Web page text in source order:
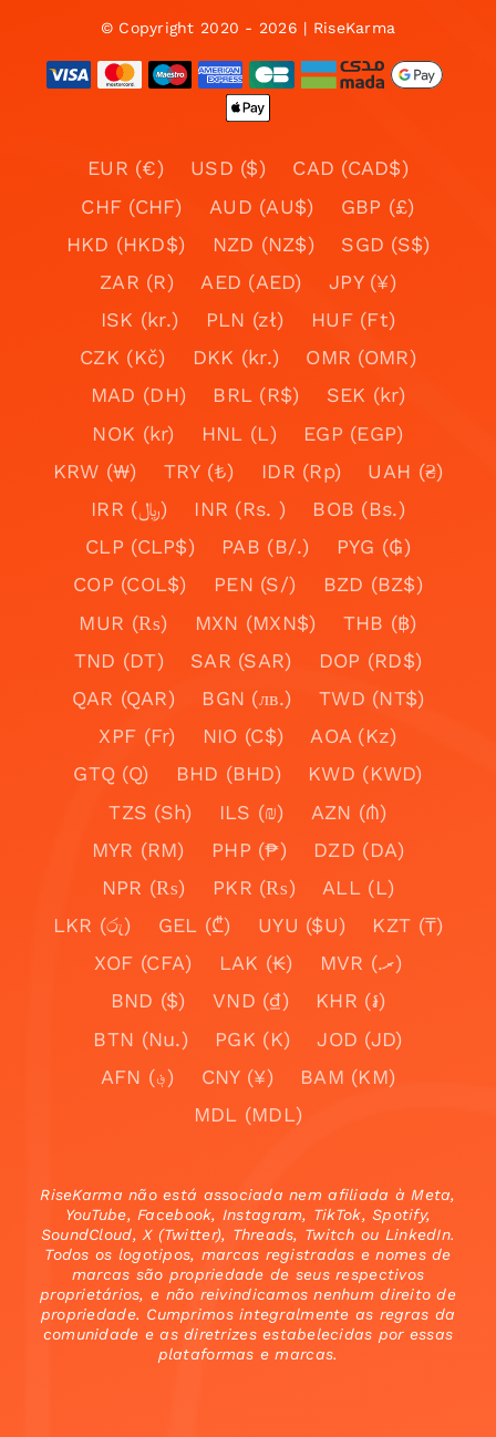
© Copyright 2020 - 2026 | RiseKarma
EUR (€) USD ($)
CAD (CAD$)
CHF (CHF)
AUD (AU$)
GBP (£)
HKD (HKD$)
NZD (NZ$)
SGD (S$)
ZAR (R)
AED (AED)
JPY (¥)
ISK (kr.)
PLN (zł)
HUF (Ft)
CZK (Kč)
DKK (kr.)
OMR (OMR)
MAD (DH)
BRL (R$)
SEK (kr)
NOK (kr)
HNL (L)
EGP (EGP)
KRW (₩)
TRY (₺) IDR (Rp)
UAH (₴)
IRR (﷼)
INR (Rs. )
BOB (Bs.)
CLP (CLP$)
PAB (B/.)
PYG (₲)
COP (COL$)
PEN (S/)
BZD (BZ$)
MUR (₨)
MXN (MXN$)
THB (฿)
TND (DT)
SAR (SAR)
DOP (RD$)
QAR (QAR)
BGN (лв.)
TWD (NT$)
XPF (Fr)
NIO (C$)
AOA (Kz)
GTQ (Q)
BHD (BHD)
KWD (KWD)
TZS (Sh)
ILS (₪)
AZN (₼)
MYR (RM)
PHP (₱)
DZD (DA)
NPR (₨)
PKR (₨)
ALL (L)
LKR (රු)
GEL (₾) UYU ($U)
KZT (₸)
XOF (CFA)
LAK (₭)
MVR (.ރ)
BND ($)
VND (₫)
KHR (៛)
BTN (Nu.)
PGK (K)
JOD (JD)
AFN (؋)
CNY (¥)
BAM (KM)
MDL (MDL)
RiseKarma não está associada nem afiliada à Meta,
YouTube, Facebook, Instagram, TikTok, Spotify,
SoundCloud, X (Twitter), Threads, Twitch ou LinkedIn.
Todos os logotipos, marcas registradas e nomes de
marcas são propriedade de seus respectivos
proprietários, e não reivindicamos nenhum direito de
propriedade. Cumprimos integralmente as regras da
comunidade e as diretrizes estabelecidas por essas
plataformas e marcas.